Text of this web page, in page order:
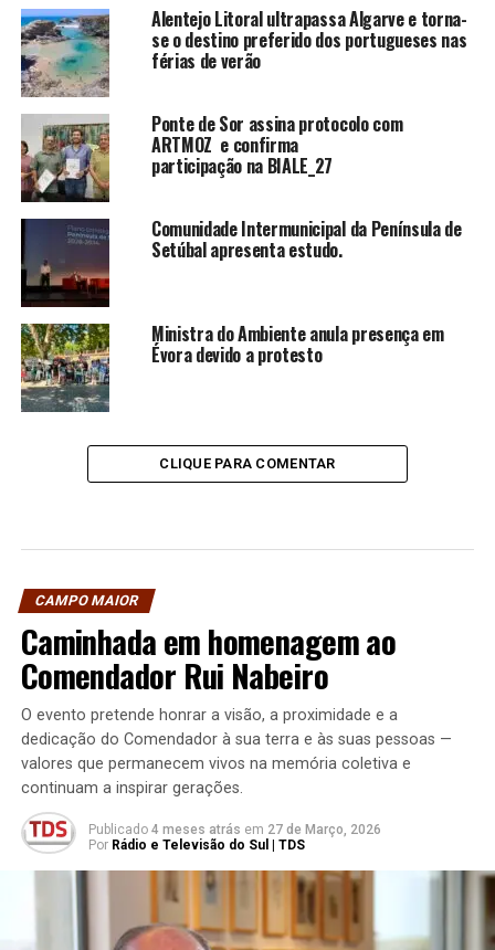
Alentejo Litoral ultrapassa Algarve e torna-
se o destino preferido dos portugueses nas
férias de verão
Ponte de Sor assina protocolo com
ARTMOZ e confirma
participação na BIALE_27
Comunidade Intermunicipal da Península de
Setúbal apresenta estudo.
Ministra do Ambiente anula presença em
Évora devido a protesto
CLIQUE PARA COMENTAR
CAMPO MAIOR
Caminhada em homenagem ao
Comendador Rui Nabeiro
O evento pretende honrar a visão, a proximidade e a
dedicação do Comendador à sua terra e às suas pessoas —
valores que permanecem vivos na memória coletiva e
continuam a inspirar gerações.
Publicado 4 meses atrás em 27 de Março, 2026
Por Rádio e Televisão do Sul | TDS